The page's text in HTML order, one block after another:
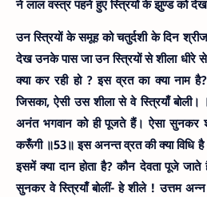
ने लाल वस्त्र पहने हुए स्त्रियों के झुण्ड को
उन स्त्रियों के समूह को चतुर्दशी के दिन
देख उनके पास जा उन स्त्रियों से शीला
क्या कर रही हो ? इस व्रत का क्या नाम
जिसका, ऐसी उस शीला से वे स्त्रियाँ
अनंत भगवान को ही पूजते हैं। ऐसा सुनकर
करूँगी ॥53॥ इस अनन्त व्रत की क्या विधि
इसमें क्या दान होता है? कौन देवता पूजे
सुनकर वे स्त्रियाँ बोलीं- हे शीले ! उत्तम